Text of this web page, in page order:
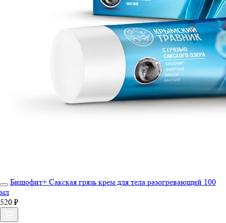
Бишофит+ Сакская грязь крем для тела разогревающий 100
мл
520 ₽